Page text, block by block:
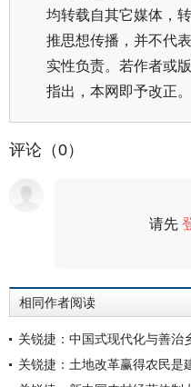
均转载自其它媒体，
推思想传播，并不代
实性负责。若作者或
指出，本网即予改正。
评论（0）
请先
相同作者阅读
关锐捷：中国式现代化与善治
关锐捷：土地改革赢得农民是